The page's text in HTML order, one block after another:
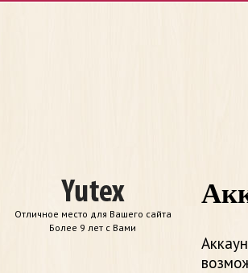
Отличное место для Вашего сайта
Более 9 лет с Вами